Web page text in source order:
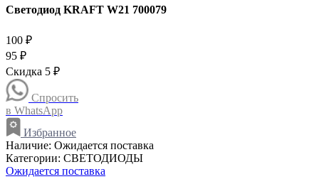
Светодиод KRAFT W21 700079
100 ₽
95 ₽
Скидка 5 ₽
Спросить
в WhatsApp
Избранное
Наличие: Ожидается поставка
Категории: СВЕТОДИОДЫ
Ожидается поставка